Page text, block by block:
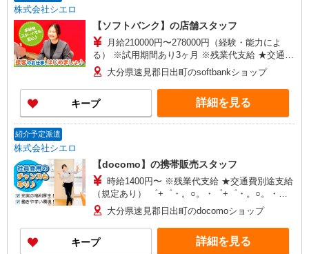
株式会社シエロ
【ソフトバンク】の店舗スタッフ
月給210000円〜278000円（経験・能力によ
る） ※試用期間あり3ヶ月 ※残業代支給 ★交通費
別途支給（規定あり） ゜+゜・。○。・゜+゜・。
○。・゜+゜ 入社祝い金10万円支給(規定有) お友達
を紹介頂くと, インセンティブ支給(規定有) ゜・。
○。・゜+゜・。○。・゜+゜
大分県速見郡日出町のsoftbankショップ
キープ 詳細を見る
紹介予定派遣
株式会社シエロ
【docomo】の携帯販売スタッフ
時給1400円〜 ※残業代支給 ★交通費別途支給
（規定あり） ゜+゜・。○。・゜+゜・。○。・゜
+゜ 入社祝い金10万円支給(規定有) お友達を紹介
頂くと, インセンティブ支給(規定有) ★月2回払
い・週払い可能（規程有）★ ゜・。○。・゜
+゜・。○。・゜+゜
大分県速見郡日出町のdocomoショップ
キープ 詳細を見る